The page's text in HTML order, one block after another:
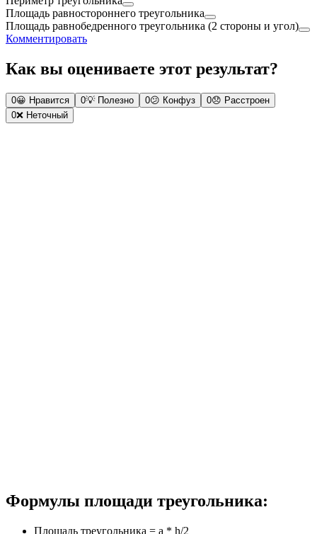
Площадь равностороннего треугольника
Площадь равнобедренного треугольника (2 стороны и угол)
Комментировать
Как вы оцениваете этот результат?
0😀 Нравится 0💡 Полезно 0😕 Конфуз 0😞 Расстроен
0❌ Неточный
Формулы площади треугольника:
Площадь треугольника = a * h/2